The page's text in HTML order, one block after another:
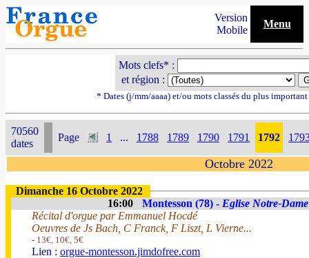
Version
Mobile
Menu
Mots clefs* :
et région :
* Dates (j/mm/aaaa) et/ou mots classés du plus
70560
dates
Page 1 ... 1788 1789 1790 1791 1792
Octobre 2022
Dimanche 16 Octobre 2022
16:00
Montesson (78) - Eglise Notre-Dame
Récital d'orgue par Emmanuel Hocdé
Oeuvres de Js Bach, C Franck, F Liszt, L Vierne...
- 13€, 10€, 5€
Lien : orgue-montesson.jimdofree.com